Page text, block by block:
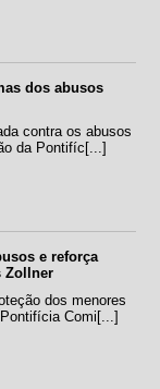
dos abusos
contra os abusos
da Pontifíc[...]
e reforça
Zollner
dos menores
Comi[...]